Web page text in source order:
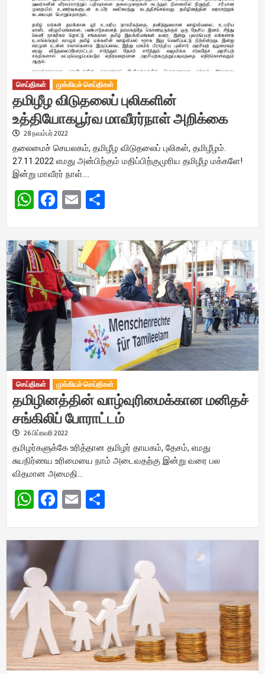
செய்திகள் முக்கியச் செய்திகள்
தமிழீழ விடுதலைப் புலிகளின்
உத்தியோகபூர்வ மாவீரர்நாள் அறிக்கை
28 நவம்பர் 2022
தலைமைச் செயலகம், தமிழீழ விடுதலைப் புலிகள், தமிழீழம்.
27.11.2022 எமது அன்பிற்கும் மதிப்பிற்குமுரிய தமிழீழ மக்களே!
இன்று மாவீரர் நாள்….
WhatsApp
Facebook
Email
செய்திகள் முக்கியச் செய்திகள்
தமிழினத்தின் வாழ்வுரிமைக்கான மனிதச்
சங்கிலிப் போராட்டம்
26 பிப்ரவரி 2022
தமிழர்களுக்கே உரித்தான தமிழர் தாயகம், தேசம், எமது
சுயநிர்ணய உரிமையை நாம் அடைவதற்கு இன்று வரை பல
விதமான அமைதி…
WhatsApp
Facebook
Email